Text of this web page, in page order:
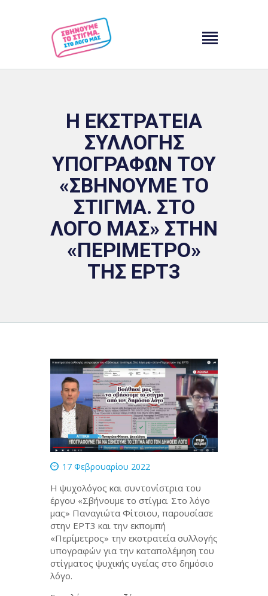
Η ΕΚΣΤΡΑΤΕΙΑ
ΣΥΛΛΟΓΗΣ
ΥΠΟΓΡΑΦΩΝ ΤΟΥ
«ΣΒΗΝΟΥΜΕ ΤΟ
ΣΤΙΓΜΑ. ΣΤΟ
ΛΟΓΟ ΜΑΣ» ΣΤΗΝ
«ΠΕΡΙΜΕΤΡΟ»
ΤΗΣ ΕΡΤ3
ΤΙ ΕΙΝΑΙ ΨΥΧΙΚΗ ΥΓΕΙΑ
ΒΙΒΛΙΟΘΗΚΗ
MOBILE APP
ΝΕΑ
ΕΠΙΚΟΙΝΩΝΙΑ
17 Φεβρουαρίου 2022
Η ψυχολόγος και συντονίστρια του
έργου «Σβήνουμε το στίγμα. Στο λόγο
μας» Παναγιώτα Φίτσιου, παρουσίασε
στην ΕΡΤ3 και την εκπομπή
«Περίμετρος» την εκστρατεία συλλογής
υπογραφών για την καταπολέμηση του
στίγματος ψυχικής υγείας στο δημόσιο
λόγο.